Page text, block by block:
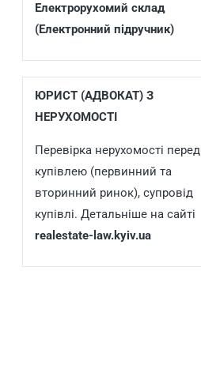
Електрорухомий склад
(Електронний підручник)
ЮРИСТ (АДВОКАТ) З
НЕРУХОМОСТІ
Перевірка нерухомості перед
купівлею (первинний та
вторинний ринок), супровід
купівлі. Детальніше на сайті
realestate-law.kyiv.ua